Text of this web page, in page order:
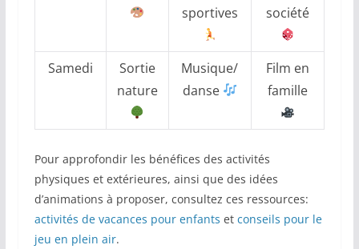
sportives
société
Samedi
Sortie
nature
Musique/
danse
Film en
famille
Pour approfondir les bénéfices des activités
physiques et extérieures, ainsi que des idées
d’animations à proposer, consultez ces ressources:
activités de vacances pour enfants et conseils pour le
jeu en plein air.